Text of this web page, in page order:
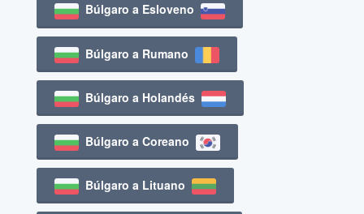
Búlgaro a Esloveno
Búlgaro a Rumano
Búlgaro a Holandés
Búlgaro a Coreano
Búlgaro a Lituano